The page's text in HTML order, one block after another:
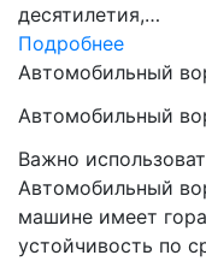
десятилетия,…
Подробнее
Автомобильный
Автомобильный
Важно
Автомобильный
машине имеет
устойчивость по